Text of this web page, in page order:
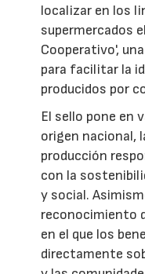
localizar en los
supermercados
Cooperativo',
para facilitar la
producidos por
El sello pone en
origen nacional,
producción
con la
y social.
reconocimiento
en el que los
directamente